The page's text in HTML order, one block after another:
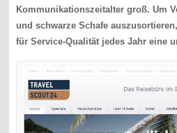
Kommunikationszeitalter groß. Um
und schwarze Schafe
für Service-Qualität jedes Jahr eine